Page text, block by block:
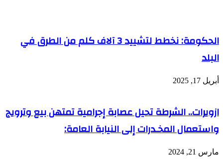
الحكومة: نخطط لتشييد 3 آلاف كلم من الطرق في
البلد
أبريل 17, 2025
ازويرات.. الشرطة تحيل عصابة إجرامية تمتهن بيع وترويج
واستعمال المخـدرات إلى النيابة العامة:
مارس 21, 2024